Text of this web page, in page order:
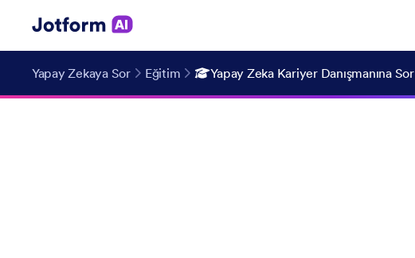
Yapay Zekaya Sor Eğitim Yapay Zeka Kariyer Danışmanına Sor